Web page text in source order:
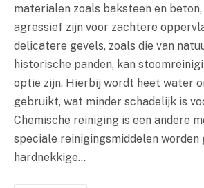
materialen zoals baksteen en
agressief zijn voor zachtere
delicatere gevels, zoals die van
historische panden, kan
optie zijn. Hierbij wordt heet water
gebruikt, wat minder schadelijk is
Chemische reiniging is een andere
speciale reinigingsmiddelen
hardnekkige…